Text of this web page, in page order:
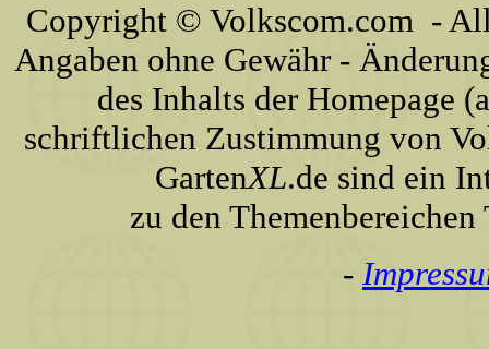
Copyright © Volkscom.com -
Angaben ohne Gewähr -
des Inhalts der Homepage
schriftlichen Zustimmung von
GartenXL.de sind ein
zu den
-